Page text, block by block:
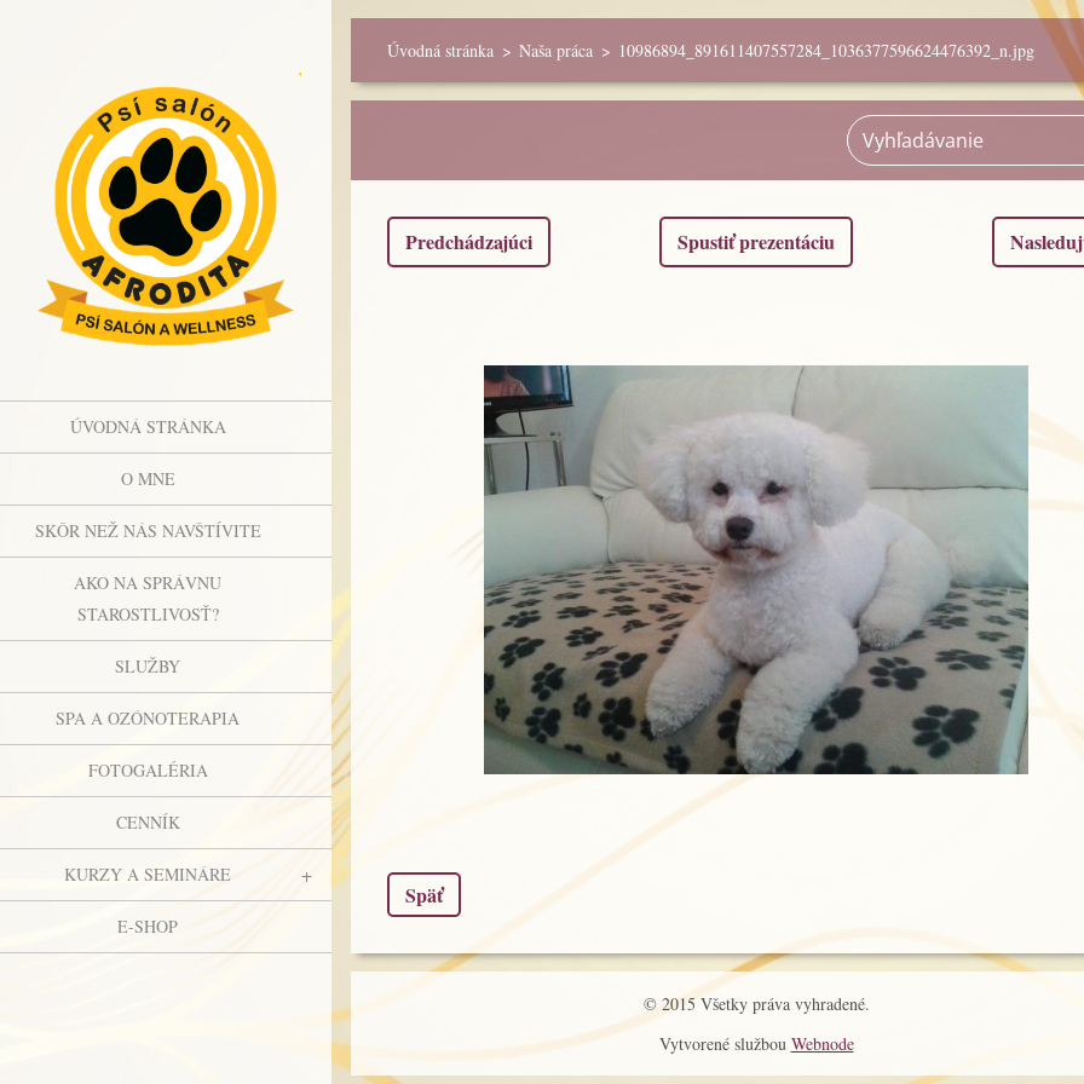
ÚVODNÁ STRÁNKA
O MNE
SKÔR NEŽ NÁS NAVŠTÍVITE
AKO NA SPRÁVNU
STAROSTLIVOSŤ?
SLUŽBY
SPA A OZÓNOTERAPIA
FOTOGALÉRIA
CENNÍK
KURZY A SEMINÁRE
E-SHOP
Úvodná stránka > Naša práca > 10986894_891611407557284_1036377596624476392_n.jpg
Predchádzajúci Spustiť prezentáciu
Späť
© 2015 Všetky práva vyhradené.
Vytvorené službou Webnode